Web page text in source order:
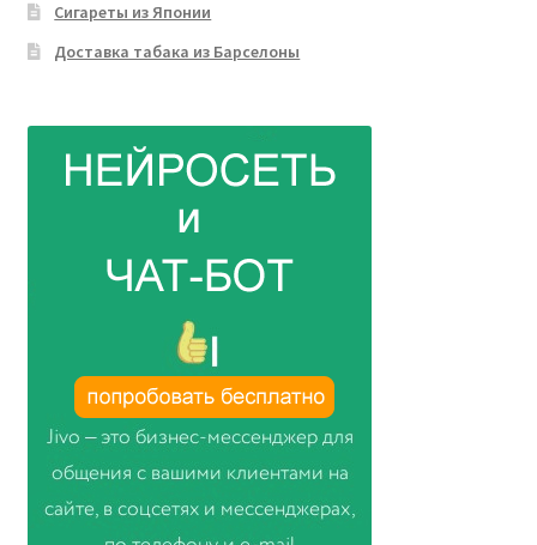
Сигареты из Японии
Доставка табака из Барселоны